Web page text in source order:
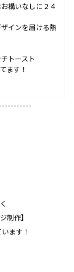
構いなしに２４
インを届ける熱
トースト
ます！
制作】
ます！